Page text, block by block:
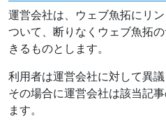
運営会社は、ウェブ魚拓にリ
ついて、断りなくウェブ魚拓
きるものとします。
利用者は運営会社に対して異
その場合に運営会社は該当記
ます。